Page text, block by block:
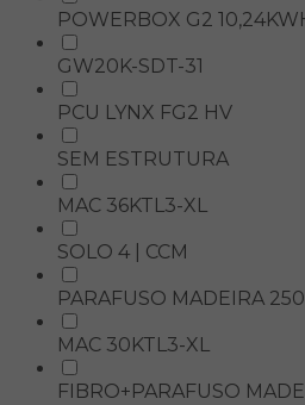
POWERBOX G2
GW20K-SDT-31
PCU LYNX FG2 HV
SEM ESTRUTURA
MAC 36KTL3-XL
SOLO 4 | CCM
PARAFUSO MADEIRA
MAC 30KTL3-XL
FIBRO+PARAFUSO